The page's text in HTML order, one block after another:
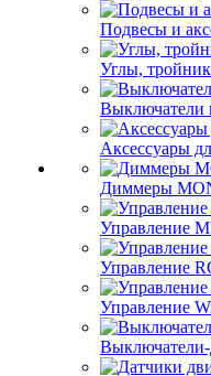
Подвесы и
Углы,
Выключатели
Аксессуары
Диммеры
Управление
Управление
Управление